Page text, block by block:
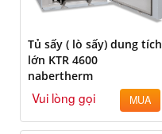
Tủ sấy ( lò sấy) dung tích
lớn KTR 4600
nabertherm
Vui lòng gọi MUA